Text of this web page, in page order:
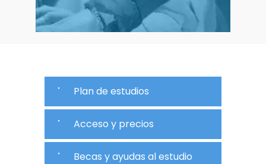
Plan de estudios
Acceso y precios
Becas y ayudas al estudio